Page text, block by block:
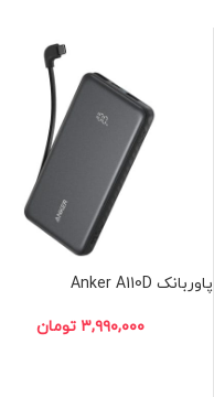
پاوربانک Anker A110D
۳,۹۹۰,۰۰۰ تومان